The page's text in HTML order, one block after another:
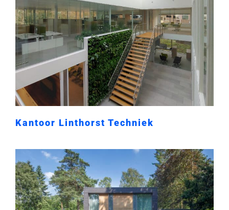
Kantoor Linthorst Techniek